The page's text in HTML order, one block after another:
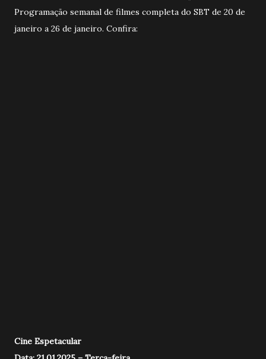
Programação semanal de filmes completa do SBT de 20 de
janeiro a 26 de janeiro. Confira:
Cine Espetacular